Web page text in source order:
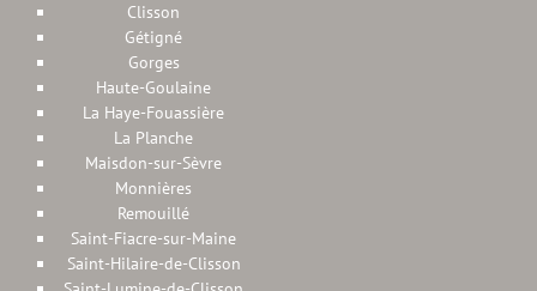
Clisson
Gétigné
Gorges
Haute-Goulaine
La Haye-Fouassière
La Planche
Maisdon-sur-Sèvre
Monnières
Remouillé
Saint-Fiacre-sur-Maine
Saint-Hilaire-de-Clisson